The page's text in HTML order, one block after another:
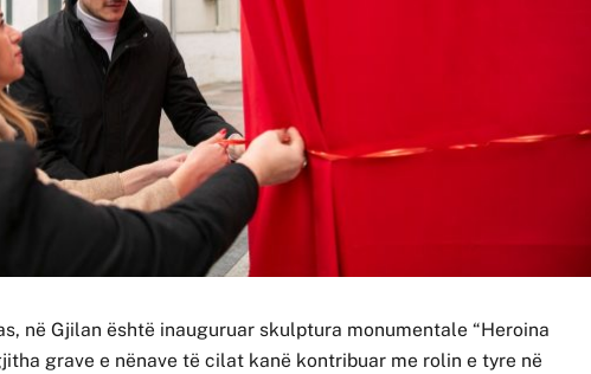
në Gjilan është inauguruar skulptura monumentale “Heroina
grave e nënave të cilat kanë kontribuar me rolin e tyre në